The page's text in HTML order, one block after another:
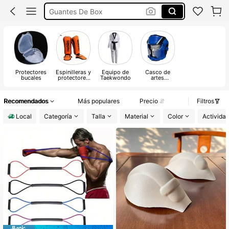
Protector Bucal
Guantes De Boxeo
Boxeo
Protectores
bucales
Espinilleras y
protectores
marciales
Equipo de
Taekwondo
Casco de
artes
Recomendados Más populares Precio
Filtros
Local
Categoría Talla Material Color Actividad